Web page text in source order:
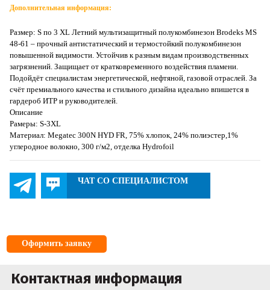
Дополнительная информация:
Размер: S по 3 XL Летний мультизащитный полукомбинезон Brodeks MS
48-61 – прочный антистатический и термостойкий полукомбинезон
повышенной видимости. Устойчив к разным видам производственных
загрязнений. Защищает от кратковременного воздействия пламени.
Подойдёт специалистам энергетической, нефтяной, газовой отраслей. За
счёт премиального качества и стильного дизайна идеально впишется в
гардероб ИТР и руководителей.
Описание
Рамеры: S-3XL
Материал: Megatec 300N HYD FR, 75% хлопок, 24% полиэстер,1%
углеродное волокно, 300 г/м2, отделка Hydrofoil
ЧАТ СО СПЕЦИАЛИСТОМ
Оформить заявку
Контактная информация